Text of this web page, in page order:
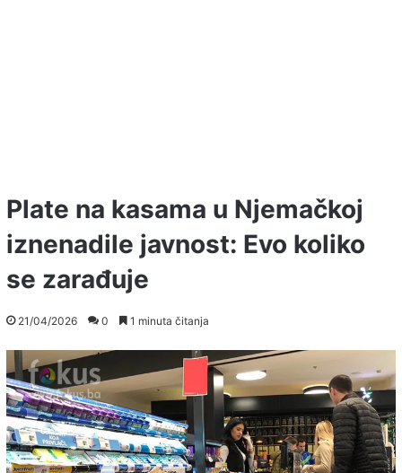
Plate na kasama u Njemačkoj
iznenadile javnost: Evo koliko
se zarađuje
21/04/2026 0 1 minuta čitanja